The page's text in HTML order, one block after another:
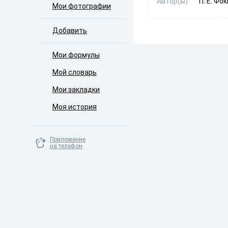
Мои фотографии
Добавить
Мои формулы
Мой словарь
Мои закладки
Моя история
Приложение
на телефон